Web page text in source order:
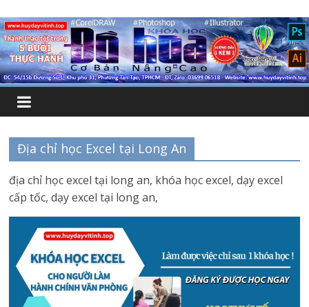
Địa chỉ học Excel tại Long An
địa chỉ học excel tại long an, khóa học excel, dạy excel
cấp tốc, dạy excel tại long an,